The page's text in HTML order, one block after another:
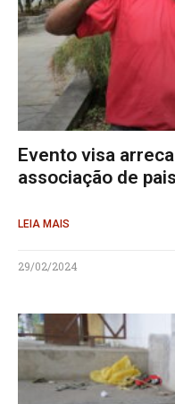
Evento visa
associação de
LEIA MAIS
29/02/2024